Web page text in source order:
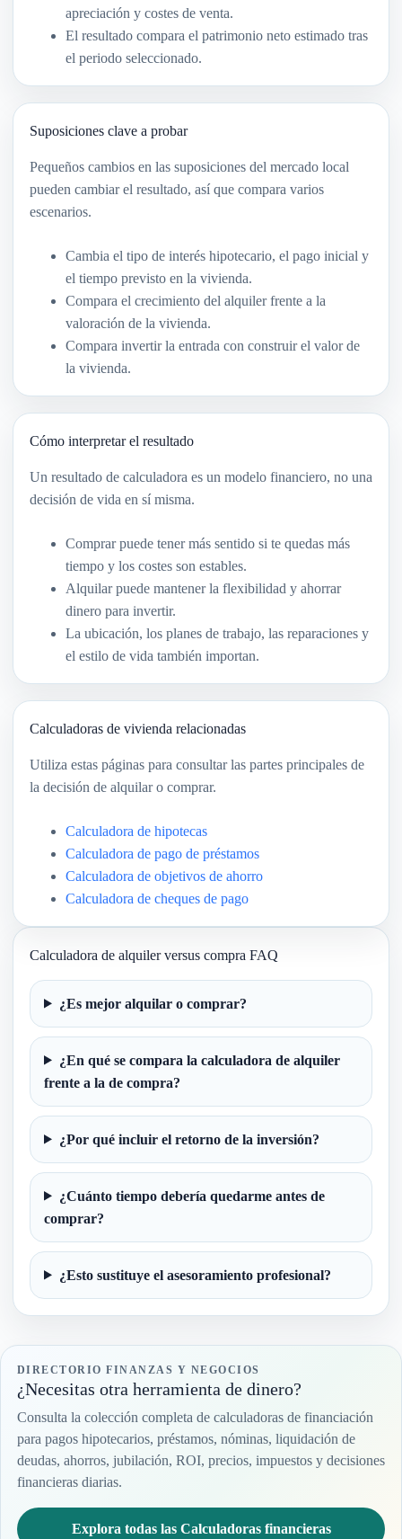
apreciación y costes de venta.
El resultado compara el patrimonio neto estimado tras
el periodo seleccionado.
Suposiciones clave a probar
Pequeños cambios en las suposiciones del mercado local
pueden cambiar el resultado, así que compara varios
escenarios.
Cambia el tipo de interés hipotecario, el pago inicial y
el tiempo previsto en la vivienda.
Compara el crecimiento del alquiler frente a la
valoración de la vivienda.
Compara invertir la entrada con construir el valor de
la vivienda.
Cómo interpretar el resultado
Un resultado de calculadora es un modelo financiero, no una
decisión de vida en sí misma.
Comprar puede tener más sentido si te quedas más
tiempo y los costes son estables.
Alquilar puede mantener la flexibilidad y ahorrar
dinero para invertir.
La ubicación, los planes de trabajo, las reparaciones y
el estilo de vida también importan.
Calculadoras de vivienda relacionadas
Utiliza estas páginas para consultar las partes principales de
la decisión de alquilar o comprar.
Calculadora de hipotecas
Calculadora de pago de préstamos
Calculadora de objetivos de ahorro
Calculadora de cheques de pago
Calculadora de alquiler versus compra FAQ
¿Es mejor alquilar o comprar?
¿En qué se compara la calculadora de alquiler
frente a la de compra?
¿Por qué incluir el retorno de la inversión?
¿Cuánto tiempo debería quedarme antes de
comprar?
¿Esto sustituye el asesoramiento profesional?
DIRECTORIO FINANZAS Y NEGOCIOS
¿Necesitas otra herramienta de dinero?
Consulta la colección completa de calculadoras de financiación
para pagos hipotecarios, préstamos, nóminas, liquidación de
deudas, ahorros, jubilación, ROI, precios, impuestos y decisiones
financieras diarias.
Explora todas las Calculadoras financieras